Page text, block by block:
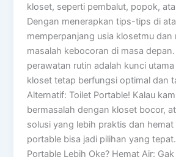
kloset, seperti pembalut, popok,
Dengan menerapkan tips-tips di
memperpanjang usia klosetmu dan
masalah kebocoran di masa
perawatan rutin adalah kunci
kloset tetap berfungsi optimal dan
Alternatif: Toilet Portable! Kalau
bermasalah dengan kloset bocor,
solusi yang lebih praktis dan hemat
portable bisa jadi pilihan yang
Portable Lebih Oke? Hemat Air: